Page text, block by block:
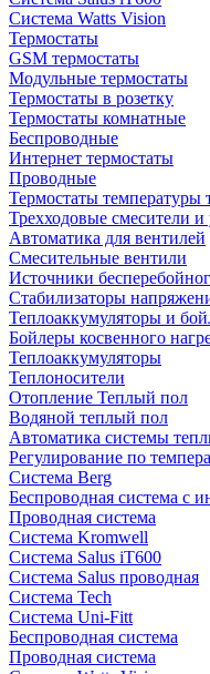
Система Watts Vision
Термостаты
GSM термостаты
Модульные термостаты
Термостаты в розетку
Термостаты комнатные
Беспроводные
Интернет термостаты
Проводные
Термостаты температуры
Трехходовые смесители и
Автоматика для вентилей
Смесительные вентили
Источники
Стабилизаторы
Теплоаккумуляторы и
Бойлеры косвенного
Теплоаккумуляторы
Теплоносители
Отопление Теплый пол
Водяной теплый пол
Автоматика системы
Регулирование по
Система Berg
Беспроводная система с
Проводная система
Система Kromwell
Система Salus iT600
Система Salus проводная
Система Tech
Система Uni-Fitt
Беспроводная система
Проводная система